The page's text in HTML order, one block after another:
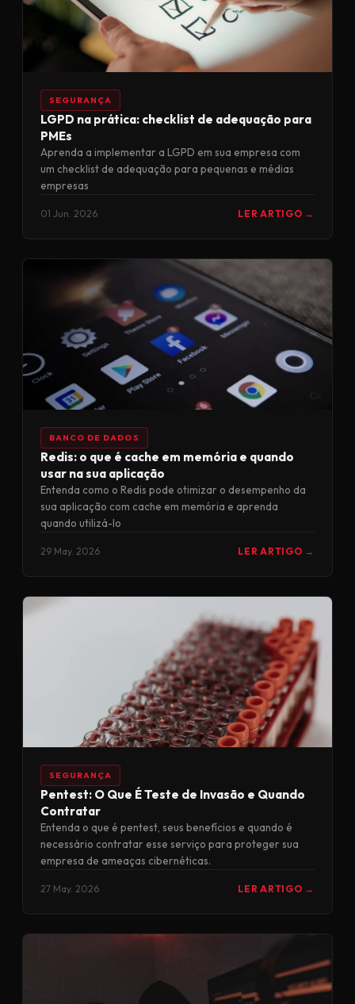
SEGURANÇA
LGPD na prática: checklist de adequação para
PMEs
Aprenda a implementar a LGPD em sua empresa com
um checklist de adequação para pequenas e médias
empresas
01 Jun. 2026 LER ARTIGO →
BANCO DE DADOS
Redis: o que é cache em memória e quando
usar na sua aplicação
Entenda como o Redis pode otimizar o desempenho da
sua aplicação com cache em memória e aprenda
quando utilizá-lo
29 May. 2026 LER ARTIGO →
SEGURANÇA
Pentest: O Que É Teste de Invasão e Quando
Contratar
Entenda o que é pentest, seus benefícios e quando é
necessário contratar esse serviço para proteger sua
empresa de ameaças cibernéticas.
27 May. 2026 LER ARTIGO →